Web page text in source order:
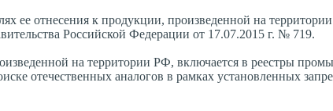
ее отнесения к продукции, произведенной на
Российской Федерации от 17.07.2015 г. № 719.
на территории РФ, включается в реестры
отечественных аналогов в рамках установленных